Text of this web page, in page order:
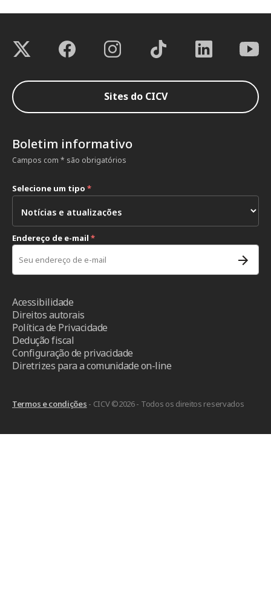
Sites do CICV
Boletim informativo
Campos com * são obrigatórios
Selecione um tipo *
Endereço de e-mail *
Acessibilidade
Direitos autorais
Política de Privacidade
Dedução fiscal
Configuração de privacidade
Diretrizes para a comunidade on-line
Termos e condições - CICV ©2026 - Todos os direitos reservados